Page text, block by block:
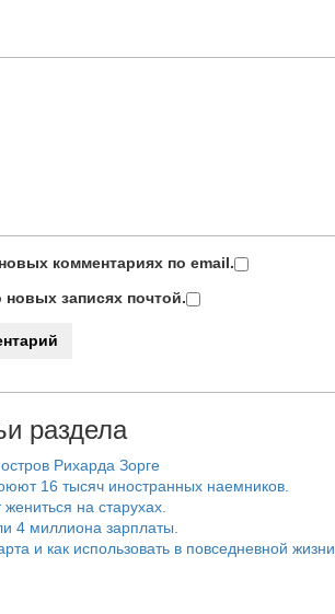
комментариях по email.
записях почтой.
раздела
Рихарда Зорге
16 тысяч иностранных наемников.
на старухах.
4 миллиона зарплаты.
и как использовать в повседневной жизни